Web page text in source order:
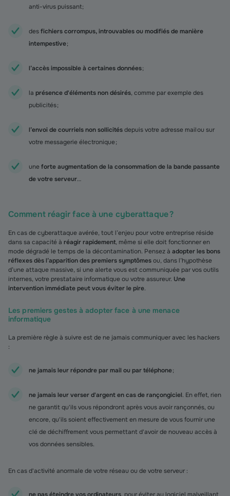
anti-virus puissant ;
desfichiers corrompus, introuvables ou modifiés de manière
intempestive;
l’accès impossible à certaines données;
la présence d'éléments non désirés, comme par exemple des
publicités ;
l’envoi de courriels non sollicitésdepuis votre adresse mail ou sur
votre messagerie électronique ;
uneforte augmentation de la consommation de la bande passante
de votre serveur…
Comment réagir face à une cyberattaque ?
En cas de cyberattaque avérée, tout l’enjeu pour votre entreprise réside
dans sa capacité à réagir rapidement, même si elle doit fonctionner en
mode dégradé le temps de la décontamination. Pensez à adopter les bons
réflexes dès l’apparition des premiers symptômesou, dans l’hypothèse
d’une attaque massive, si une alerte vous est communiquée par vos outils
internes, votre prestataire informatique ou votre assureur. Une
intervention immédiate peut vous éviter le pire.
Les premiers gestes à adopter face à une menace
informatique
La première règle à suivre est de ne jamais communiquer avec les hackers
:
ne jamais leur répondre par mail ou par téléphone;
ne jamais leur verser d'argent en cas de rançongiciel. En effet, rien
ne garantit qu'ils vous répondront après vous avoir rançonnés, ou
encore, qu'ils soient effectivement en mesure de vous fournir une
clé de déchiffrement vous permettant d'avoir de nouveau accès à
vos données sensibles.
En cas d'activité anormale de votre réseau ou de votre serveur :